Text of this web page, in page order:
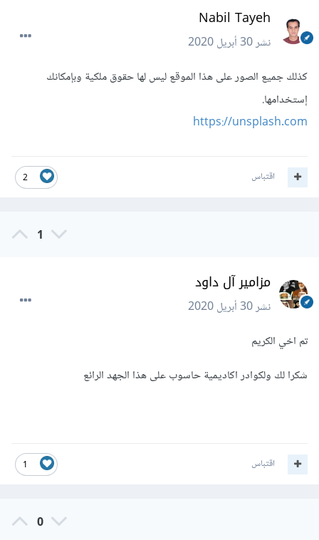
Nabil Tayeh
نشر30 أبريل 2020
كذلك جميع الصور على هذا الموقع ليس لها حقوق ملكية وبإمكانك
إستخدامها.
https://unsplash.com
2 اقتباس
1
مزامير آل داود
نشر30 أبريل 2020
تم اخي الكريم
شكرا لك ولكوادر اكاديمية حاسوب على هذا الجهد الرائع
1 اقتباس
0